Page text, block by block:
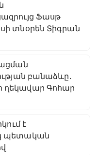
Ֆասթ
տնօրեն Տիգրան
բանաձևը․
Գոհար
է
պետական